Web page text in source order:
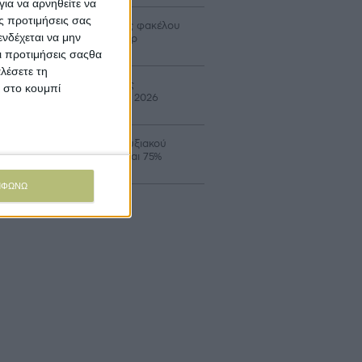
να αρνηθείτε να
προτιμήσεις σας
να μην
προτιμήσεις σαςθα
τη
στο κουμπί
έως 40% σε δαπάνες φακέλου
Αναπτυξιακό για τρακτέρ
24,8 εκατ. β’ δόσης
ΕΦΚ πετρελαίου 2026
ο νέος κύκλος Αναπτυξιακού
με επιδότηση έως και 75%